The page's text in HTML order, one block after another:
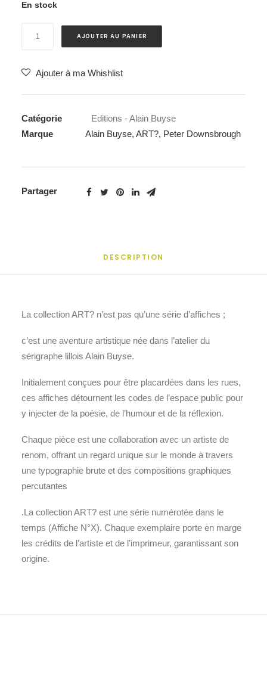
En stock
"ART?"
Downsbrough
AJOUTER AU PANIER
Ajouter à ma Whishlist
Catégorie
Editions - Alain Buyse
Marque
Alain Buyse, ART?, Peter Downsbrough
Partager
DESCRIPTION
La collection ART? n’est pas qu’une série d’affiches ;
c’est une aventure artistique née dans l’atelier du
sérigraphe lillois Alain Buyse.
Initialement conçues pour être placardées dans les rues,
ces affiches détournent les codes de l’espace public pour
y injecter de la poésie, de l’humour et de la réflexion.
Chaque pièce est une collaboration avec un artiste de
renom, offrant un regard unique sur le monde à travers
une typographie brute et des compositions graphiques
percutantes
.La collection ART? est une série numérotée dans le
temps (Affiche N°X). Chaque exemplaire porte en marge
les crédits de l’artiste et de l’imprimeur, garantissant son
origine.